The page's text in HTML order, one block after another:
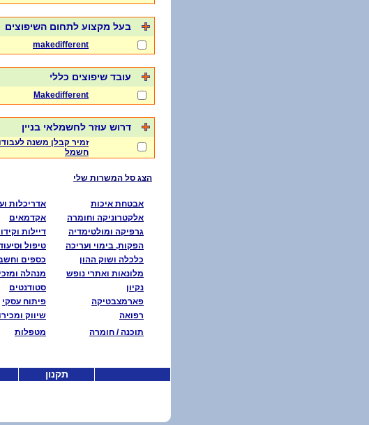
בעל מקצוע לתחום השיפוצים
makedifferent
עובד שיפוצים כללי
Makedifferent
דרוש עוזר לחשמלאי בניין
זמיר קבלן משנה
חשמל
הצג סל המשרות שלי
אבטחת איכות אדריכלות
אלקטרוניקה וחומרה
אקדמאים
גרפיקה ומולטימדיה
דיילות
הפקות, בימוי ועריכה
טיפול
כלכלה ושוק ההון
כספים
מלונאות ואתרי נופש
מנהלה
נקיון
סטודנטים
פארמצבטיקה
פיתוח עסקי
רפואה
שיווק
תוכנה / חומרה
מטפלות
תקנון